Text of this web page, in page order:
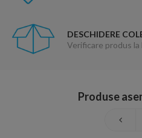
DESCHIDERE
Verificare produs
Produse